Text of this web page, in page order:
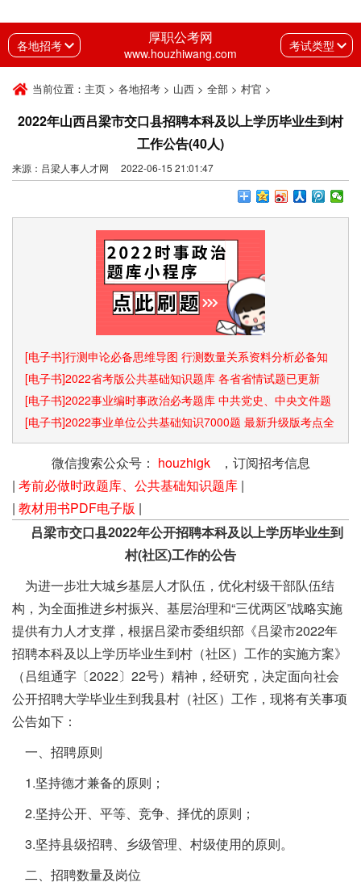
各地招考 厚职公考网
www.houzhiwang.com 考试类型
当前位置： 主页 > 各地招考 > 山西 > 全部 > 村官 >
2022年山西吕梁市交口县招聘本科及以上学历毕业生到村
工作公告(40人)
来源：吕梁人事人才网 2022-06-15 21:01:47
[电子书]行测申论必备思维导图 行测数量关系资料分析必备知
识点和速算技巧
[电子书]2022省考版公共基础知识题库 各省省情试题已更新
[电子书]2022事业编时事政治必考题库 中共党史、中央文件题
库已更新
[电子书]2022事业单位公共基础知识7000题 最新升级版考点全
覆盖
微信搜索公众号： houzhigk，订阅招考信息
| 考前必做时政题库、公共基础知识题库 |
| 教材用书PDF电子版 |
吕梁市交口县2022年公开招聘本科及以上学历毕业生到
村(社区)工作的公告
为进一步壮大城乡基层人才队伍，优化村级干部队伍结
构，为全面推进乡村振兴、基层治理和“三优两区”战略实施
提供有力人才支撑，根据吕梁市委组织部《吕梁市2022年
招聘本科及以上学历毕业生到村（社区）工作的实施方案》
（吕组通字〔2022〕22号）精神，经研究，决定面向社会
公开招聘大学毕业生到我县村（社区）工作，现将有关事项
公告如下：
一、招聘原则
1.坚持德才兼备的原则；
2.坚持公开、平等、竞争、择优的原则；
3.坚持县级招聘、乡级管理、村级使用的原则。
二、招聘数量及岗位